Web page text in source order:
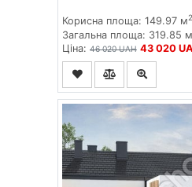
Корисна площа: 149.97 м2
Загальна площа: 319.85 м
Ціна: 46 020 UAH 43 020